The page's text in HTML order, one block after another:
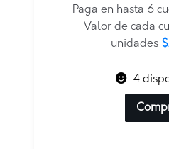
original
actual
Paga en hasta 6
Valor de cada
unidades
4